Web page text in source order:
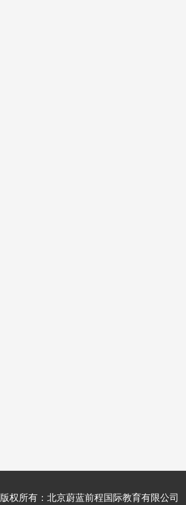
版权所有：北京蔚蓝前程国际教育有限公司